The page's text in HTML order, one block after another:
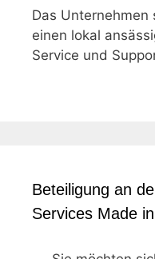
Das
einen lokal
Service und
Beteiligung an
Services Made